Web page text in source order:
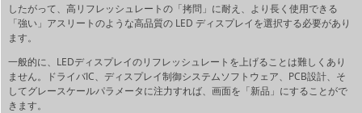
したがって、高リフレッシュレートの「拷問」に耐え、より長く使用できる
「強い」アスリートのような高品質の LED ディスプレイを選択する必要があり
ます。
一般的に、LEDディスプレイのリフレッシュレートを上げることは難しくあり
ません。ドライバIC、ディスプレイ制御システムソフトウェア、PCB設計、そ
してグレースケールパラメータに注力すれば、画面を「新品」にすることがで
きます。